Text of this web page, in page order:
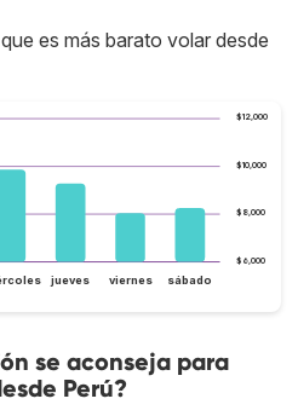
es más barato volar desde
$6,000
$8,000
$10,000
$12,000
jueves viernes sábado
se aconseja para
Perú?